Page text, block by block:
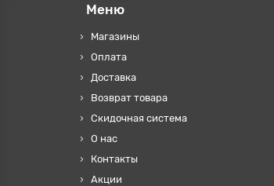
Меню
Магазины
Оплата
Доставка
Возврат товара
Скидочная система
О нас
Контакты
Акции